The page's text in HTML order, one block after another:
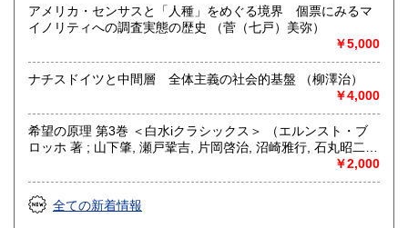
アメリカ・センサスと「人種」をめぐる境界 個票にみるマ
イノリティへの調査実態の歴史 （菅（七戸）美弥）
￥5,000
ナチスドイツと中間層 全体主義の社会的基盤 （柳澤治）
￥4,000
希望の原理 第3巻 ＜白水iクラシックス＞ （エルンスト・ブ
ロッホ 著 ; 山下肇, 瀬戸鞏吉, 片岡啓治, 沼崎雅行, 石丸昭二,
￥2,000
全ての新着情報